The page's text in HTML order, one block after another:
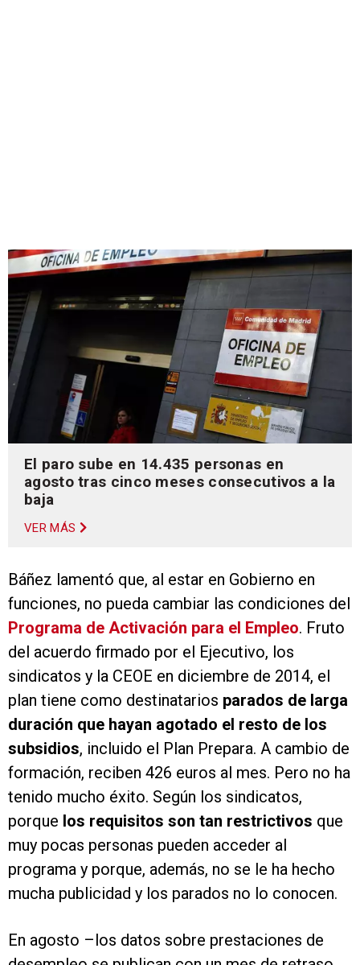
El paro sube en 14.435 personas en
agosto tras cinco meses consecutivos a la
baja
VER MÁS
Báñez lamentó que, al estar en Gobierno en
funciones, no pueda cambiar las condiciones del
Programa de Activación para el Empleo. Fruto
del acuerdo firmado por el Ejecutivo, los
sindicatos y la CEOE en diciembre de 2014, el
plan tiene como destinatarios parados de larga
duración que hayan agotado el resto de los
subsidios, incluido el Plan Prepara. A cambio de
formación, reciben 426 euros al mes. Pero no ha
tenido mucho éxito. Según los sindicatos,
porque los requisitos son tan restrictivos que
muy pocas personas pueden acceder al
programa y porque, además, no se le ha hecho
mucha publicidad y los parados no lo conocen.
En agosto –los datos sobre prestaciones de